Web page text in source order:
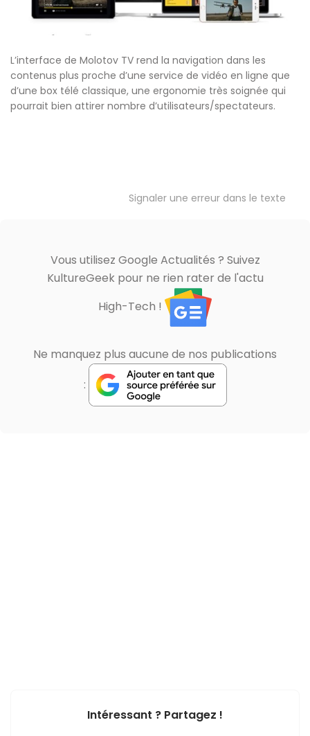
L’interface de Molotov TV rend la navigation dans les
contenus plus proche d’une service de vidéo en ligne que
d’une box télé classique, une ergonomie très soignée qui
pourrait bien attirer nombre d’utilisateurs/spectateurs.
Signaler une erreur dans le texte
Vous utilisez Google Actualités ? Suivez
KultureGeek pour ne rien rater de l'actu
High-Tech !
Ne manquez plus aucune de nos publications
:
Intéressant ? Partagez !